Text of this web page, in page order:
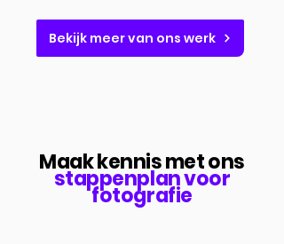
Bekijk meer van ons werk
Maak kennis met ons
stappenplan voor
fotografie